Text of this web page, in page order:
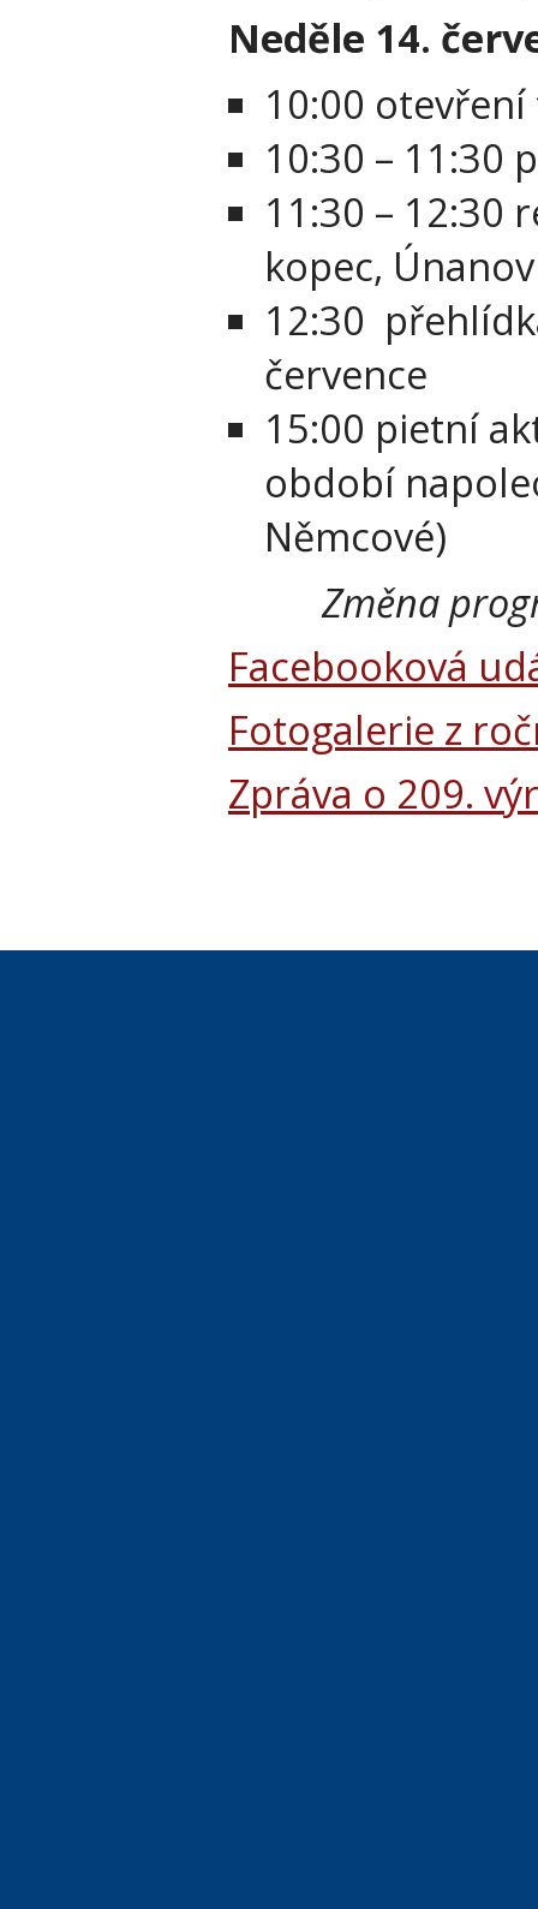
Neděle 14.
10:00
10:30 – 11:30
11:30 – 12:30
kopec, Únanov
12:30
července
15:00 pietní
období
Němcové)
Změna
Facebooková
Fotogalerie z
Zpráva o 209.